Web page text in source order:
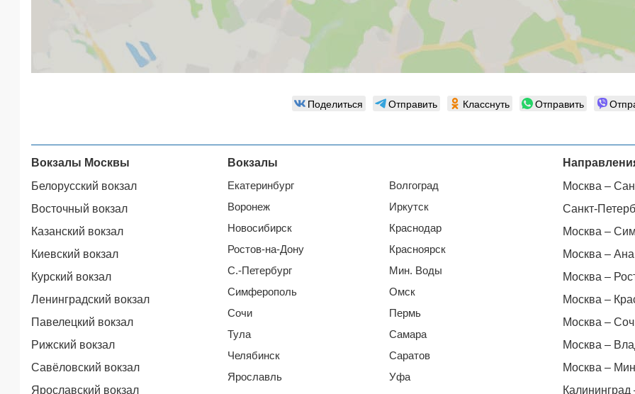
Поделиться Отправить Класснуть Отправить
Вокзалы Москвы
Белорусский вокзал
Восточный вокзал
Казанский вокзал
Киевский вокзал
Курский вокзал
Ленинградский вокзал
Павелецкий вокзал
Рижский вокзал
Савёловский вокзал
Ярославский вокзал
Вокзалы
Екатеринбург
Воронеж
Новосибирск
Ростов-на-Дону
С.-Петербург
Симферополь
Сочи
Тула
Челябинск
Ярославль
Волгоград
Иркутск
Краснодар
Красноярск
Мин. Воды
Омск
Пермь
Самара
Саратов
Уфа
Москва –
Санкт-
Москва –
Москва –
Москва –
Москва –
Москва –
Москва –
Москва –
Калининград